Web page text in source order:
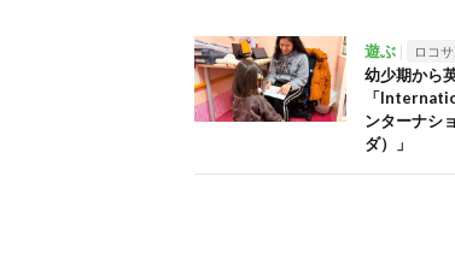
遊ぶ ロコ
幼少期から
「
ンターナシ
ダ）」